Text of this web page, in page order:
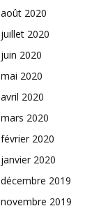
août 2020
juillet 2020
juin 2020
mai 2020
avril 2020
mars 2020
février 2020
janvier 2020
décembre 2019
novembre 2019